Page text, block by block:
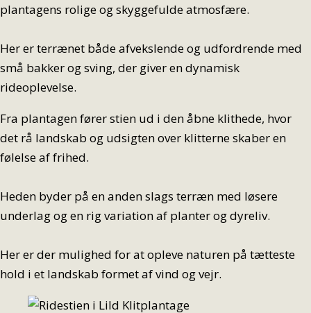
plantagens rolige og skyggefulde atmosfære.
Her er terrænet både afvekslende og udfordrende med
små bakker og sving, der giver en dynamisk
rideoplevelse.
Fra plantagen fører stien ud i den åbne klithede, hvor
det rå landskab og udsigten over klitterne skaber en
følelse af frihed.
Heden byder på en anden slags terræn med løsere
underlag og en rig variation af planter og dyreliv.
Her er der mulighed for at opleve naturen på tætteste
hold i et landskab formet af vind og vejr.